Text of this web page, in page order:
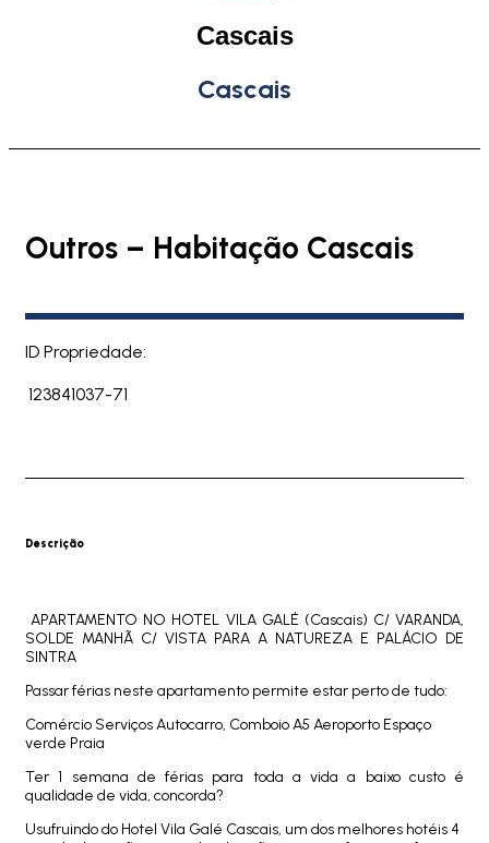
Cascais
Cascais
Outros – Habitação Cascais
ID Propriedade:
123841037-71
Descrição
APARTAMENTO NO HOTEL VILA GALÉ (Cascais) C/ VARANDA,
SOLDE MANHÃ C/ VISTA PARA A NATUREZA E PALÁCIO DE
SINTRA
Passar férias neste apartamento permite estar perto de tudo:
Comércio Serviços Autocarro, Comboio A5 Aeroporto Espaço
verde Praia
Ter 1 semana de férias para toda a vida a baixo custo é
qualidade de vida, concorda?
Usufruindo do Hotel Vila Galé Cascais, um dos melhores hotéis 4